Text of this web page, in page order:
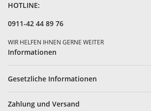
HOTLINE:
0911-42 44 89 76
WIR HELFEN IHNEN GERNE WEITER
Informationen
Gesetzliche Informationen
Zahlung und Versand